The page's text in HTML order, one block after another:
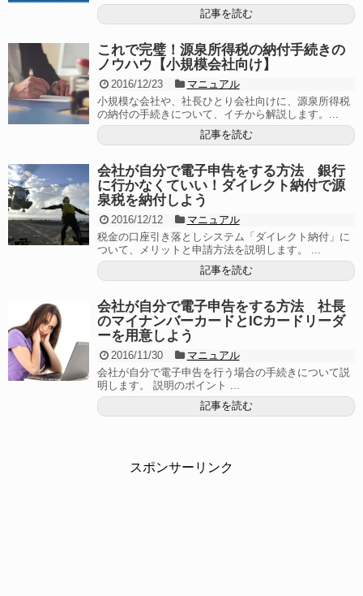
記事を読む
これで完璧！源泉所得税の納付手続きの
ノウハウ【小規模会社向け】
2016/12/23
マニュアル
小規模な会社や、社長ひとり会社向けに、源泉所得税
の納付の手続きについて、イチから解説します。...
記事を読む
会社が自分で電子申告をする方法 銀行
に行かなくていい！ダイレクト納付で源
泉税を納付しよう
2016/12/12
マニュアル
税金の口座引き落としシステム「ダイレクト納付」に
ついて、メリットと申請方法を説明します。 ...
記事を読む
会社が自分で電子申告をする方法 社長
のマイナンバーカードとICカードリーダ
ーを用意しよう
2016/11/30
マニュアル
会社が自分で電子申告を行う場合の手続きについて説
明します。 説明のポイント ...
記事を読む
スポンサーリンク